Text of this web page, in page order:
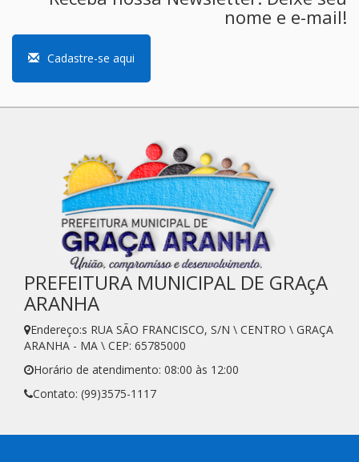
nome e e-mail!
Cadastre-se aqui
PREFEITURA MUNICIPAL DE GRAçA
ARANHA
Endereço:s RUA SÃO FRANCISCO, S/N \ CENTRO \ GRAÇA
ARANHA - MA \ CEP: 65785000
Horário de atendimento: 08:00 às 12:00
Contato: (99)3575-1117